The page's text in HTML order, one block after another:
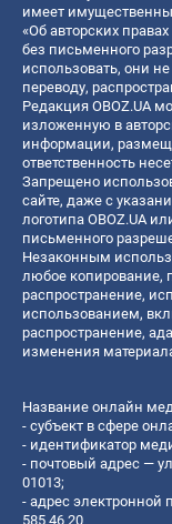
имеет
«Об авторских
без письменного
использовать, они
переводу,
Редакция OBOZ.UA
изложенную в
информации,
ответственность
Запрещено
сайте, даже с
логотипа OBOZ.UA
письменного
Незаконным
любое копирование,
распространение,
использованием,
распространение,
изменения
Название онлайн
- субъект в сфере
- идентификатор
- почтовый адрес —
01013;
- адрес электронной
585 46 20